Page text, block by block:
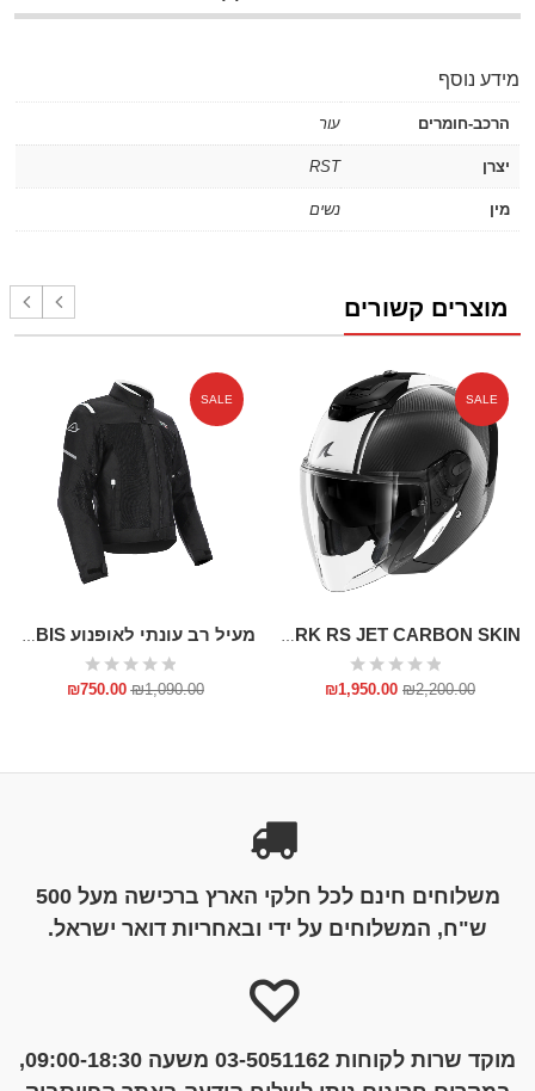
מידע נוסף
הרכב-חומרים עור
יצרן RST
מין נשים
מוצרים קשורים
SALE
SHARK RS JET CARBON SKIN
₪2,200.00
₪1,950.00
SALE
מעיל רב עונתי לאופנוע RUBY ACERBIS
₪1,090.00
₪750.00
משלוחים חינם לכל חלקי הארץ ברכישה מעל 500
ש"ח, המשלוחים על ידי ובאחריות דואר ישראל.
מוקד שרות לקוחות 03-5051162 משעה 09:00-18:30,